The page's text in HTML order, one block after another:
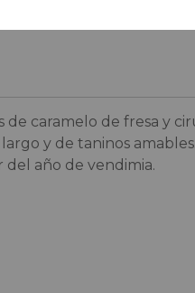
caramelo de fresa y
y de taninos
del año de vendimia.